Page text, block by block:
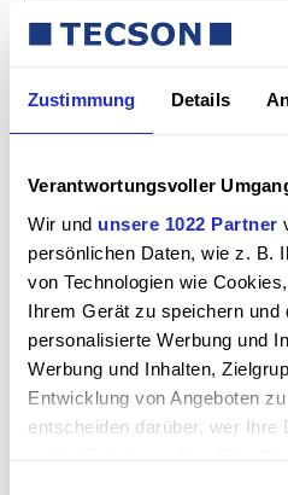
Zustimmung Details
Verantwortungsvoller
Wir und unsere 1022 Partner
persönlichen Daten, wie z. B.
von Technologien wie
Ihrem Gerät zu speichern und
personalisierte Werbung und
Werbung und Inhalten,
Entwicklung von Angeboten
entscheiden darüber, wer Ihre
einverstanden.
oder